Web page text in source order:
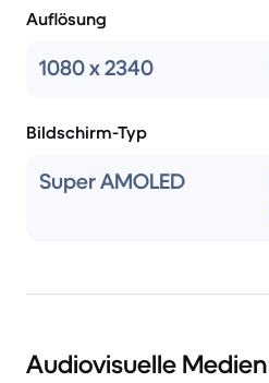
Auflösung
1080 x 2340
Bildschirm-Typ
Super AMOLED
Audiovisuelle Medien